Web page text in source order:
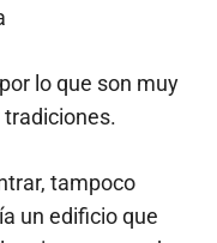
lo que son muy
tampoco
un edificio que